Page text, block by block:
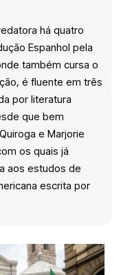
há quatro
Espanhol pela
também cursa o
é fluente em três
por literatura
que bem
e Marjorie
os quais já
aos estudos de
escrita por